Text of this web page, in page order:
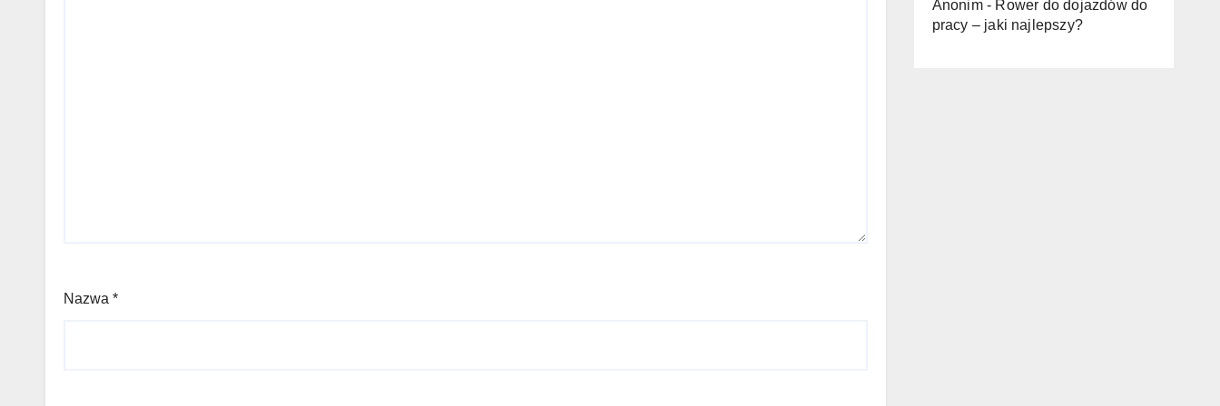
Nazwa *
Anonim- Rower do dojazdów do
pracy – jaki najlepszy?